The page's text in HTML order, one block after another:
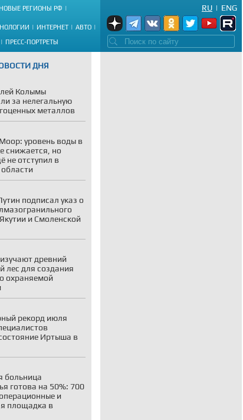
НОВЫЕ РЕГИОНЫ РФ
ИНТЕРНЕТ АВТО
ПРЕСС-ПОРТРЕТЫ
ENG
|
RU
ДНЯ
Колымы
за нелегальную
металлов
уровень воды в
снижается, но
не отступил в
подписал указ о
и Смоленской
древний
лес для создания
охраняемой
рекорд июля
Иртыша в
больница
готова на 50%: 700
и
площадка в